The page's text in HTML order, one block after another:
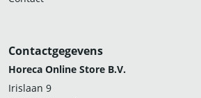
Contactgegevens
Horeca Online Store B.V.
Irislaan 9